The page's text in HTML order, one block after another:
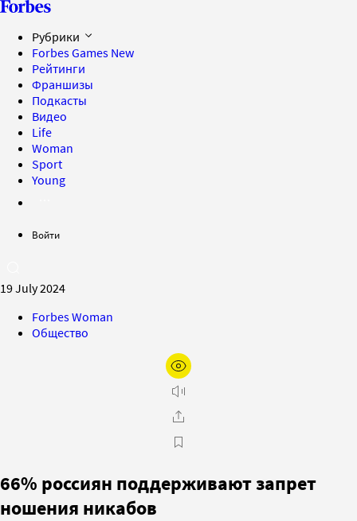
Рубрики
Forbes Games New
Рейтинги
Франшизы
Подкасты
Видео
Life
Woman
Sport
Young
Войти
19 July 2024
Forbes Woman
Общество
66% россиян поддерживают запрет
ношения никабов